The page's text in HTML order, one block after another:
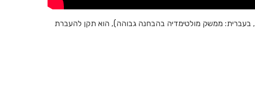
HDMI (ראשי תיבות של High Definition Multimedia Interface, בעברית: ממשק מולטימדיה בהבחנה גבוהה), הוא תקן להעברת